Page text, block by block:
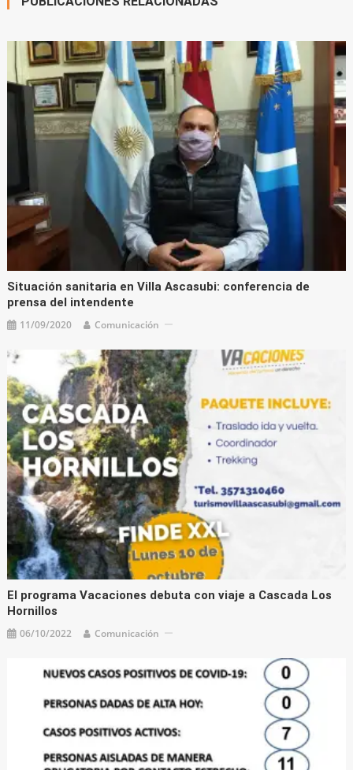
Situación sanitaria en Villa Ascasubi: conferencia de
prensa del intendente
11/09/2020 Comunicación
El programa Vacaciones debuta con viaje a Cascada Los
Hornillos
06/10/2022 Comunicación